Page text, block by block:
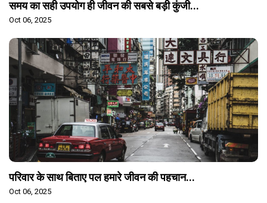
समय का सही उपयोग ही जीवन की सबसे बड़ी कुंजी...
Oct 06, 2025
परिवार के साथ बिताए पल हमारे जीवन की पहचान...
Oct 06, 2025